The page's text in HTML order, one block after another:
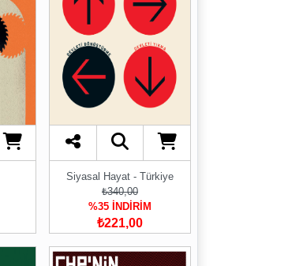
Siyasal Hayat - Türkiye
₺340,00
%35 İNDİRİM
₺221,00